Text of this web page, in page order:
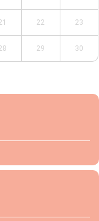
22 23
29 30